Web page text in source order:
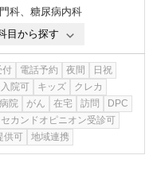
科、 糖尿病内科
目から探す
付 電話予約 夜間
日祝
入院可 キッズ
クレカ
院 がん 在宅 訪問
DPC
セカンドオピニオン受診可
供可
地域連携